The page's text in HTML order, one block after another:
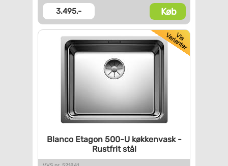
3.495,- Køb
Blanco Etagon 500-U køkkenvask-
Rustfrit stål